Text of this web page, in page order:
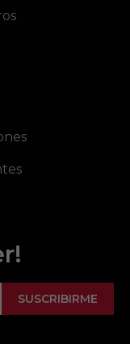
SUSCRIBIRME